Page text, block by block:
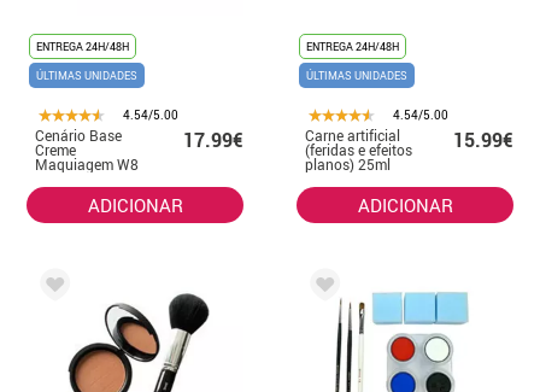
ENTREGA 24H/48H
ÚLTIMAS UNIDADES
4.54/5.00
Cenário Base
Creme
Maquiagem W8
17.99€
ADICIONAR
ENTREGA 24H/48H
ÚLTIMAS UNIDADES
4.54/5.00
Carne artificial
(feridas e efeitos
planos) 25ml
Sobrancelha
plástica
15.99€
ADICIONAR